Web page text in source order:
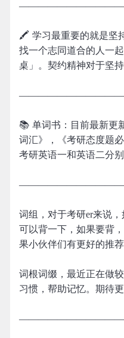
🖍 学习最重要的就是坚
找一个志同道合的人一
桌」。契约精神对于坚
📚 单词书：目前最新更
词汇》，《考研态度题
考研英语一和英语二分
词组，对于考研er来说
可以背一下，如果要背
果小伙伴们有更好的推荐
词根词缀，最近正在做
习惯，帮助记忆。期待